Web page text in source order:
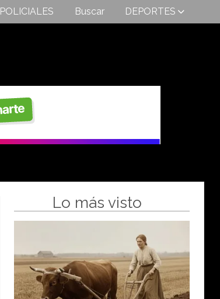
POLICIALES Buscar DEPORTES
Lo más visto